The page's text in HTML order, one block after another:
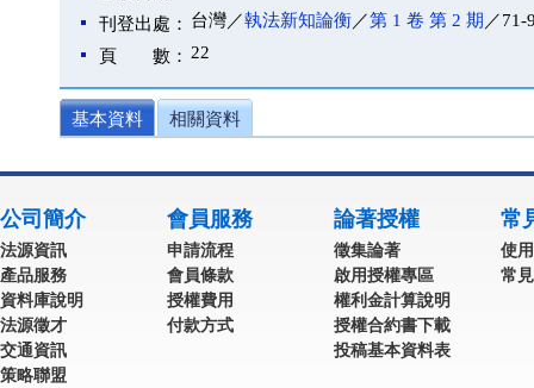
刊登出處： 台灣／執法新知論衡／第 1 卷 第 2 期 ／71-
頁 數： 22
基本資料 相關資料
公司簡介
法源資訊
產品服務
資料庫說明
法源徵才
交通資訊
策略聯盟
會員服務
申請流程
會員條款
授權費用
付款方式
論著授權
徵集論著
啟用授權專區
權利金計算說明
授權合約書下載
投稿基本資料表
常
使
常